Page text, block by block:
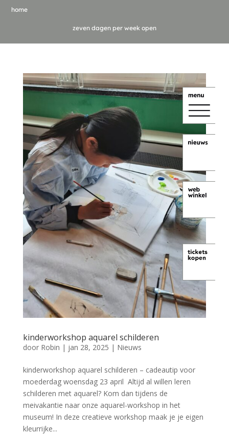
home
zeven dagen per week open
kinderworkshop aquarel schilderen
door Robin | jan 28, 2025 | Nieuws
kinderworkshop aquarel schilderen – cadeautip voor
moederdag woensdag 23 april Altijd al willen leren
schilderen met aquarel? Kom dan tijdens de
meivakantie naar onze aquarel-workshop in het
museum! In deze creatieve workshop maak je je eigen
kleurrijke...